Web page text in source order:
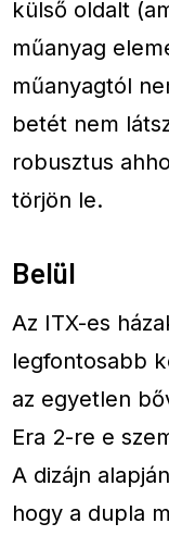
külső oldalt
műanyag
műanyagtól
betét nem
robusztus
törjön le.
Belül
Az ITX-es
legfontosabb
az egyetlen
Era 2-re e
A dizájn
hogy a dupla